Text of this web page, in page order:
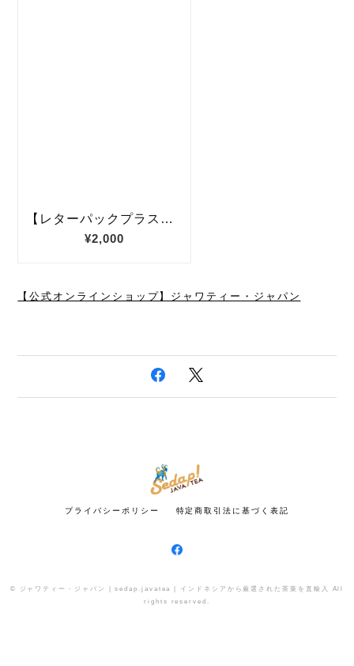
【公式オンラインショップ】ジャワティー・ジャパン
プライバシーポリシー 特定商取引法に基づく表記
© ジャワティー・ジャパン | sedap.javatea | インドネシアから厳選された茶葉を直輸入 All
rights reserved.